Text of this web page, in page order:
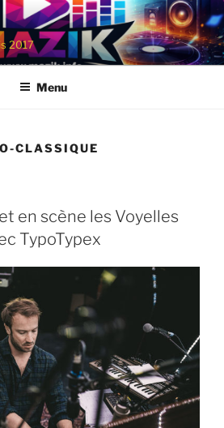
2017
Menu
CLASSIQUE
en scène les Voyelles
TypoTypex